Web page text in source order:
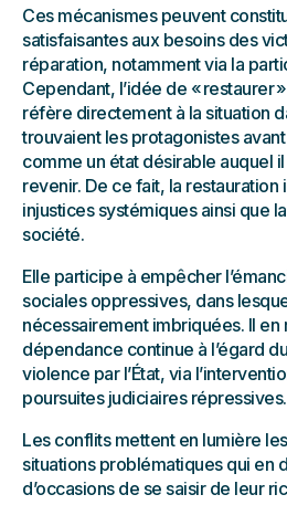
Ces mécanismes peuvent
satisfaisantes aux besoins des
réparation, notamment via la
Cependant, l’idée de « restaurer
réfère directement à la situation
trouvaient les protagonistes
comme un état désirable auquel
revenir. De ce fait, la restauration
injustices systémiques ainsi que
société.
Elle participe à empêcher
sociales oppressives, dans
nécessairement imbriquées. Il
dépendance continue à l’égard
violence par l’État, via
poursuites judiciaires répressives.
Les conflits mettent en lumière
situations problématiques qui en
d’occasions de se saisir de leur